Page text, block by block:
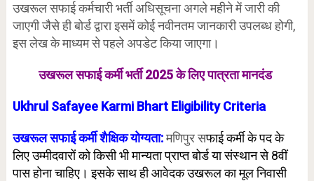
उखरूल सफाई कर्मचारी भर्ती अधिसूचना अगले महीने में जारी की
जाएगी जैसे ही बोर्ड द्वारा इसमें कोई नवीनतम जानकारी उपलब्ध होगी,
इस लेख के माध्यम से पहले अपडेट किया जाएगा।
उखरूल सफाई कर्मी भर्ती 2025 के लिए पात्रता मानदंड
Ukhrul Safayee Karmi Bhart Eligibility Criteria
उखरूल सफाई कर्मी शैक्षिक योग्यता:मणिपुर सफाई कर्मी के पद के
लिए उम्मीदवारों को किसी भी मान्यता प्राप्त बोर्ड या संस्थान से 8वीं
पास होना चाहिए। इसके साथ ही आवेदक उखरूल का मूल निवासी